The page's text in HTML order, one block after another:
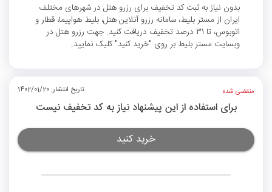
بدون نیاز به ثبت کد تخفیف برای رزرو هتل در شهرهای مختلف
ایران از مستر بلیط، سامانه رزرو آنلاین هتل، بلیط هواپیما، قطار و
اتوبوس، تا 31 درصد تخفیف دریافت کنید. جهت رزرو هتل در
وبسایت مستر بلیط بر روی "خرید کنید" کلیک نمایید.
منقضی شده تاریخ انتشار: 1402/01/20
برای استفاده از این پیشنهاد نیاز به کد تخفیف نیست
خرید کنید